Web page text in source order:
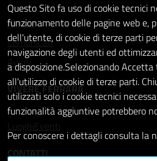
Notizie
Comunicati
Avvisi
VIVERE FERRARA
Luoghi
Eventi
CONTATTI
Questo Sito fa uso di cookie tecnici
funzionamento delle pagine web e,
dell'utente, di cookie di terze parti
navigazione degli utenti ed
a disposizione.Selezionando
all'utilizzo di cookie di terze parti.
utilizzati solo i cookie tecnici
funzionalità aggiuntive potrebbero
Per conoscere i dettagli consulta la